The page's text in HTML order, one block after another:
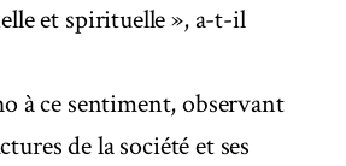
et spirituelle », a-t-il
à ce sentiment, observant
de la société et ses